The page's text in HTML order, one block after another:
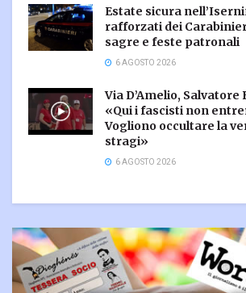
Estate sicura
rafforzati dei
sagre e feste patronali
6 AGOSTO 2026
Via D’Amelio, Salvatore
«Qui i fascisti non
Vogliono occultare la
stragi»
6 AGOSTO 2026